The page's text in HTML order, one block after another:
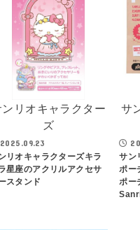
ンリオキャラクター
ズ
2025.09.23
リオキャラクターズキラ
星座のアクリルアクセサ
スタンド
サ
サン
ポー
ポー